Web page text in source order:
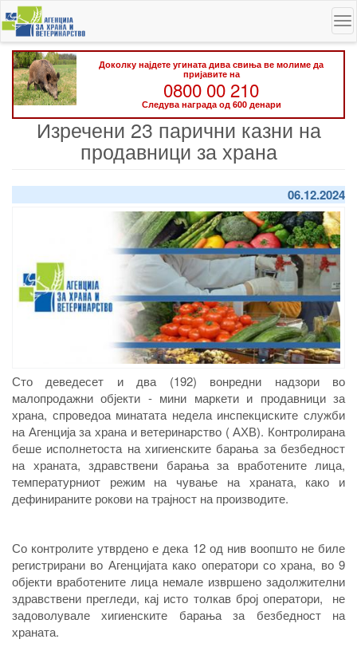
Skip
to
main
content
Доколку најдете угината дива свиња ве молиме да
пријавите на
0800 00 210
Следува награда од 600 денари
Изречени 23 парични казни на
продавници за храна
06.12.2024
Сто деведесет и два (192) вонредни надзори во
малопродажни објекти - мини маркети и продавници за
храна, спроведоа минатата недела инспекциските служби
на Агенција за храна и ветеринарство ( АХВ). Контролирана
беше исполнетоста на хигиенските барања за безбедност
на храната, здравствени барања за вработените лица,
температурниот режим на чување на храната, како и
дефинираните рокови на трајност на производите.
Со контролите утврдено е дека 12 од нив воопшто не биле
регистрирани во Агенцијата како оператори со храна, во 9
објекти вработените лица немале извршено задолжителни
здравствени прегледи, кај исто толкав број оператори, не
задоволувале хигиенските барања за безбедност на
храната.